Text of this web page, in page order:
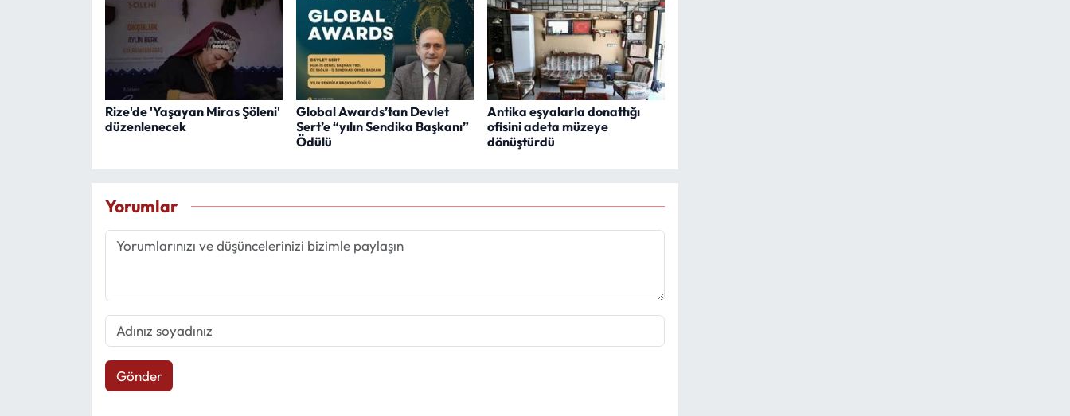
Rize'de 'Yaşayan Miras Şöleni'
düzenlenecek
Global Awards’tan Devlet
Sert’e “yılın Sendika Başkanı”
Ödülü
Antika eşyalarla donattığı
ofisini adeta müzeye
dönüştürdü
Yorumlar
Gönder